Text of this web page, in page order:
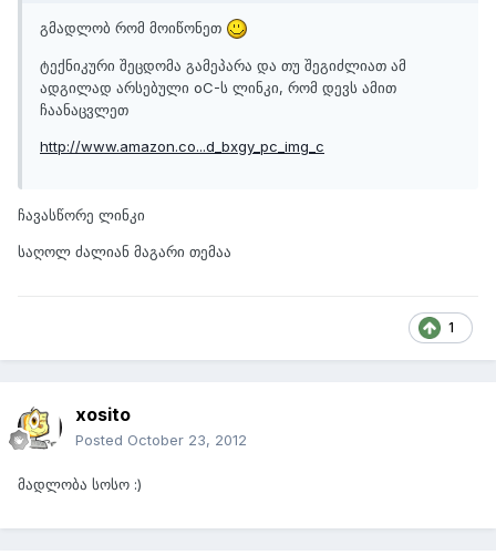
გმადლობ რომ მოიწონეთ
ტექნიკური შეცდომა გამეპარა და თუ შეგიძლიათ ამ
ადგილად არსებული oC-ს ლინკი, რომ დევს ამით
ჩაანაცვლეთ
http://www.amazon.co...d_bxgy_pc_img_c
ჩავასწორე ლინკი
საღოლ ძალიან მაგარი თემაა
1
xosito
Posted October 23, 2012
მადლობა სოსო :)